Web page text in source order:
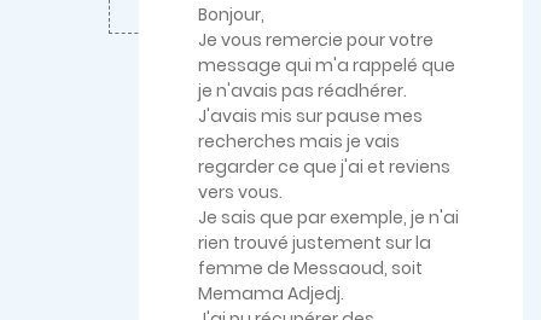
jbenzazon
Bonjour,
Je vous remercie pour votre
message qui m'a rappelé que
je n'avais pas réadhérer.
J'avais mis sur pause mes
recherches mais je vais
regarder ce que j'ai et reviens
vers vous.
Je sais que par exemple, je n'ai
rien trouvé justement sur la
femme de Messaoud, soit
Memama Adjedj.